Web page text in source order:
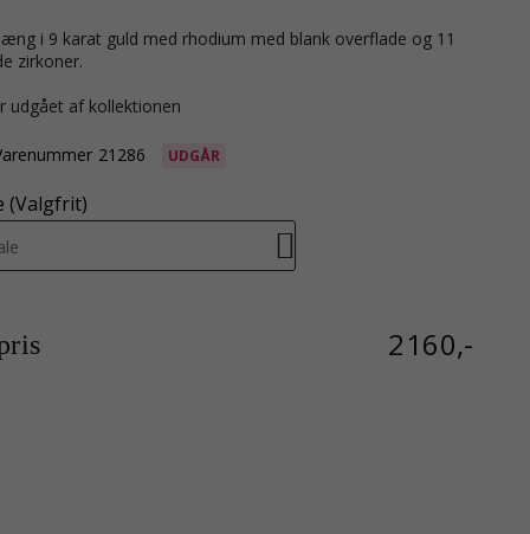
zirkoner.
udgået af kollektionen
21286 UDGÅR
(Valgfrit)
2160,-